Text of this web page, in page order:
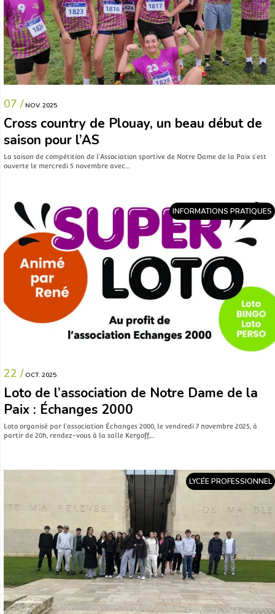
07 / NOV. 2025
Cross country de Plouay, un beau début de
saison pour l’AS
La saison de compétition de l’Association sportive de Notre Dame de la Paix s’est
ouverte le mercredi 5 novembre avec…
INFORMATIONS PRATIQUES
22 / OCT. 2025
Loto de l’association de Notre Dame de la
Paix : Échanges 2000
Loto organisé par l’association Échanges 2000, le vendredi 7 novembre 2025, à
partir de 20h, rendez-vous à la salle Kergoff,…
LYCÉE PROFESSIONNEL